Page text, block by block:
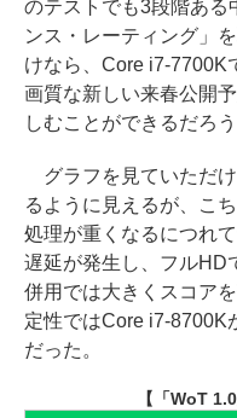
のテストでも3段階ある
ンス・レーティング」
けなら、Core i7-7700K
画質な新しい来春公開
しむことができるだろう
グラフを見ていただ
るように見えるが、こ
処理が重くなるにつれ
遅延が発生し、フルHD
併用では大きくスコア
定性ではCore i7-8700K
だった。
【「WoT